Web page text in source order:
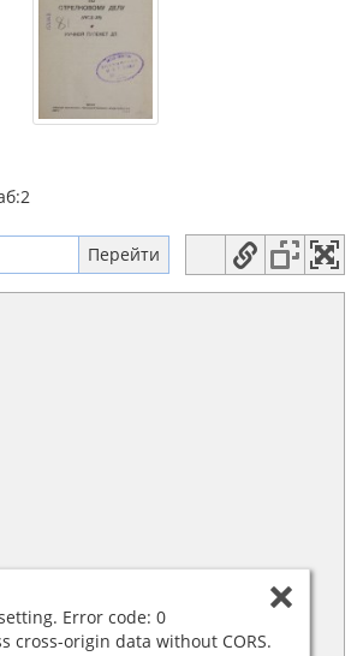
2
Error code: 0
cross-origin data without CORS.